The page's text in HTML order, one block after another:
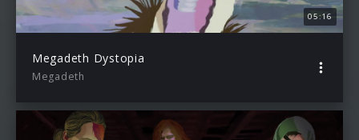
05:16
Megadeth Dystopia
Megadeth